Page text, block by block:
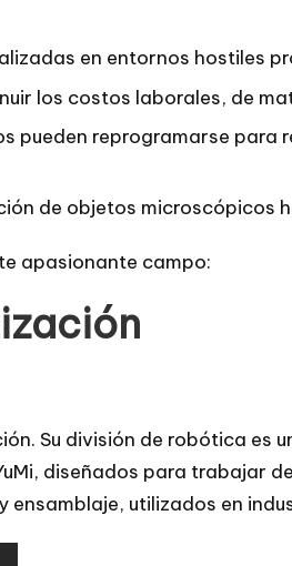
en entornos hostiles
los costos laborales, de
pueden reprogramarse
de objetos microscópicos
apasionante campo:
Su división de robótica es
diseñados para trabajar
utilizados en